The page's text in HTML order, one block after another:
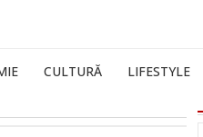
CULTURĂ LIFESTYLE